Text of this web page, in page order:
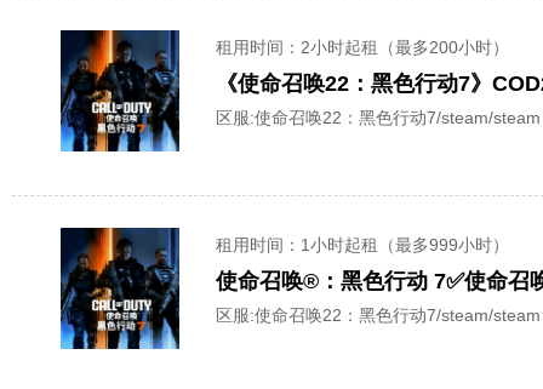
租用时间 ：2小时起租（最多200小时）
《使命召唤22：黑色行动7》
区服:使命召唤22：黑色行动7/steam/steam
租用时间 ：1小时起租（最多999小时）
区服:使命召唤22：黑色行动7/steam/steam